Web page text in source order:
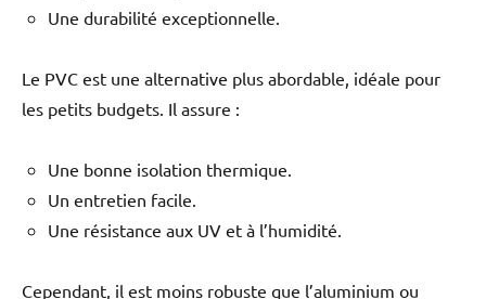
Une durabilité exceptionnelle.
Le PVC est une alternative plus abordable, idéale pour
les petits budgets. Il assure :
Une bonne isolation thermique.
Un entretien facile.
Une résistance aux UV et à l’humidité.
Cependant, il est moins robuste que l’aluminium ou